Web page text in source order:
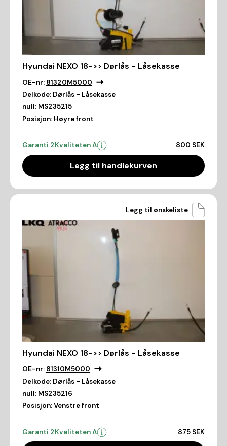
Hyundai NEXO 18->> Dørlås - Låsekasse
OE-nr: 81320M5000
Delkode: Dørlås - Låsekasse
null: MS235215
Posisjon: Høyre front
Garanti 2Kvaliteten A 800 SEK
Legg til handlekurven
Legg til ønskeliste
Hyundai NEXO 18->> Dørlås - Låsekasse
OE-nr: 81310M5000
Delkode: Dørlås - Låsekasse
null: MS235216
Posisjon:Venstre front
Garanti 2Kvaliteten A 875 SEK